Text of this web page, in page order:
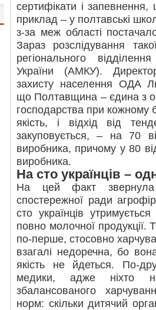
сертифікати і
приклад – у полтавські
з-за меж області
Зараз розслідування
регіонального
України (АМКУ).
захисту населення ОДА
що Полтавщина – єдина з
господарства при кожному
якість, і відхід від
закуповується, – на 70
виробника, причому у 80
виробника.
На сто українців –
На цей факт звернула
спостережної ради
сто українців
повно молочної продукції.
по-перше, стосовно
взагалі недоречна, бо
якість не йдеться. По-
медики, адже ніхто
збалансованого
норм: скільки дитячий